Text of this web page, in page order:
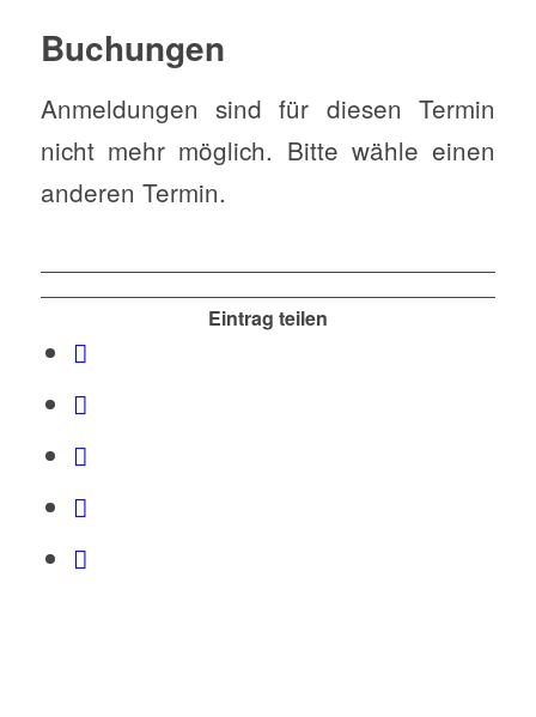
Buchungen
Anmeldungen sind für diesen Termin
nicht mehr möglich. Bitte wähle einen
anderen Termin.
Eintrag teilen